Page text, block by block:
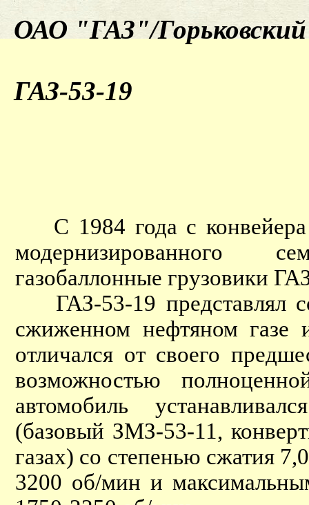
ОАО "ГАЗ"/
ГАЗ-53-19
С 1984 года с конвейера
модернизированного
газобаллонные грузовики
ГАЗ-53-19 представлял
сжиженном нефтяном газе
отличался от своего
возможностью
автомобиль
(базовый ЗМЗ-53-11,
газах) со степенью сжатия
3200 об/мин и